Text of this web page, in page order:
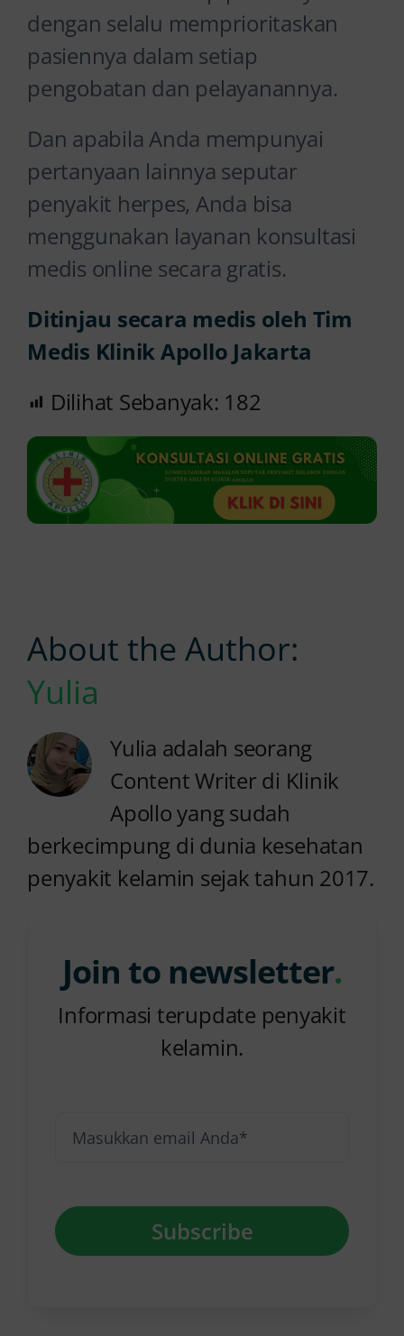
dengan selalu memprioritaskan
pasiennya dalam setiap
pengobatan dan pelayanannya.
Dan apabila Anda mempunyai
pertanyaan lainnya seputar
penyakit herpes, Anda bisa
menggunakan layanan konsultasi
medis online secara gratis.
Ditinjau secara medis oleh Tim
Medis Klinik Apollo Jakarta
Dilihat Sebanyak: 182
Join to newsletter.
Informasi terupdate penyakit
kelamin.
Subscribe
About the Author:
Yulia
Yulia adalah seorang
Content Writer di Klinik
Apollo yang sudah
berkecimpung di dunia kesehatan
penyakit kelamin sejak tahun 2017.